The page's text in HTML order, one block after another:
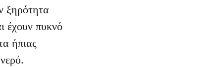
ξηρότητα
έχουν πυκνό
ήπιας